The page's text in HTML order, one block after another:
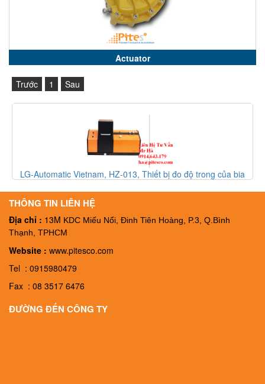
Actuator
Trước 1 Sau
LG-Automatic Vietnam, HZ-013, Thiết bị đo độ trong của bia
THÔNG TIN LIÊN HỆ
Địa chỉ : 13M KDC Miếu Nổi, Đinh Tiên Hoàng, P.3, Q.Bình
Thạnh, TPHCM
Website : www.pitesco.com
Tel : 0915980479
Fax : 08 3517 6476
ĐƯỜNG ĐẾN CÔNG TY